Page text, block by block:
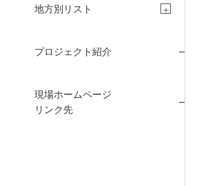
CONCIERGE
地方別リスト
プロジェクト紹介
現場ホームページ
リンク先